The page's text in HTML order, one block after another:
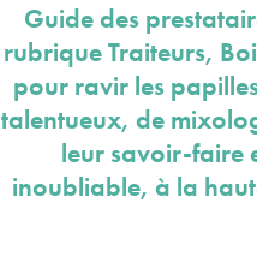
Guide des
rubrique Traiteurs,
pour ravir les
talentueux, de
leur savoir-faire
inoubliable, à la